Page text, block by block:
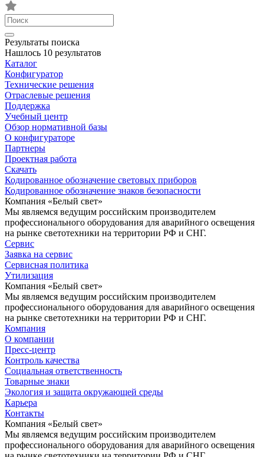
Результаты поиска
Нашлось 10 результатов
Каталог
Конфигуратор
Технические решения
Отраслевые решения
Поддержка
Учебный центр
Обзор нормативной базы
О конфигураторе
Партнеры
Проектная работа
Скачать
Кодированное обозначение световых приборов
Кодированное обозначение знаков безопасности
Компания «Белый свет»
Мы являемся ведущим российским производителем
профессионального оборудования для аварийного освещения
на рынке светотехники на территории РФ и СНГ.
Сервис
Заявка на сервис
Сервисная политика
Утилизация
Компания «Белый свет»
Мы являемся ведущим российским производителем
профессионального оборудования для аварийного освещения
на рынке светотехники на территории РФ и СНГ.
Компания
О компании
Пресс-центр
Контроль качества
Социальная ответственность
Товарные знаки
Экология и защита окружающей среды
Карьера
Контакты
Компания «Белый свет»
Мы являемся ведущим российским производителем
профессионального оборудования для аварийного освещения